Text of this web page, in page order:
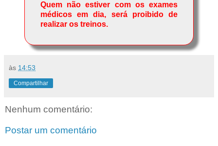
Quem não estiver com os exames
médicos em dia, será proibido de
realizar os treinos.
às 14:53
Compartilhar
Nenhum comentário:
Postar um comentário